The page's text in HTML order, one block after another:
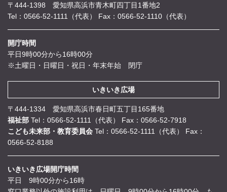
〒444-1398 愛知県高浜市青木町四丁目1番地2
Tel：0566-52-1111（代表）
Fax：0566-52-1110（代表）
開庁時間
平日9時00分から16時00分
※土曜日・日曜日・祝日・年末年始 閉庁
いきいき広場
〒444-1334 愛知県高浜市春日町五丁目165番地
福祉部 Tel：0566-52-1111（代表）
Fax：0566-52-7918
こども未来部・教育委員会 Tel：0566-52-1111（代表）
Fax：
0566-52-8188
いきいき広場開庁時間
平日 9時00分から16時